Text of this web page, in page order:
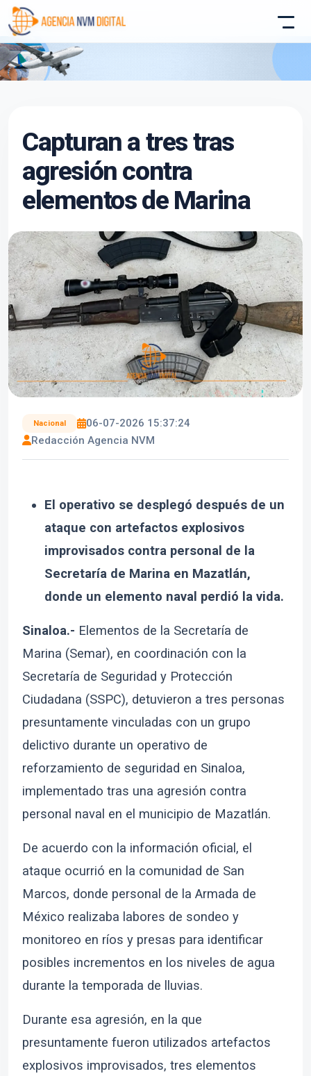
Capturan a tres tras
agresión contra
elementos de Marina
Nacional
06-07-2026 15:37:24
Redacción Agencia NVM
El operativo se desplegó después de un
ataque con artefactos explosivos
improvisados contra personal de la
Secretaría de Marina en Mazatlán,
donde un elemento naval perdió la vida.
Sinaloa.- Elementos de la Secretaría de
Marina (Semar), en coordinación con la
Secretaría de Seguridad y Protección
Ciudadana (SSPC), detuvieron a tres personas
presuntamente vinculadas con un grupo
delictivo durante un operativo de
reforzamiento de seguridad en Sinaloa,
implementado tras una agresión contra
personal naval en el municipio de Mazatlán.
De acuerdo con la información oficial, el
ataque ocurrió en la comunidad de San
Marcos, donde personal de la Armada de
México realizaba labores de sondeo y
monitoreo en ríos y presas para identificar
posibles incrementos en los niveles de agua
durante la temporada de lluvias.
Durante esa agresión, en la que
presuntamente fueron utilizados artefactos
explosivos improvisados, tres elementos
Asistente conectado